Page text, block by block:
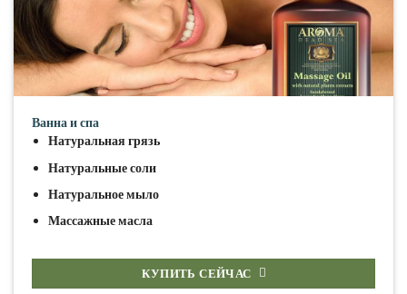
Ванна и спа
Натуральная грязь
Натуральные соли
Натуральное мыло
Массажные масла
КУПИТЬ СЕЙЧАС